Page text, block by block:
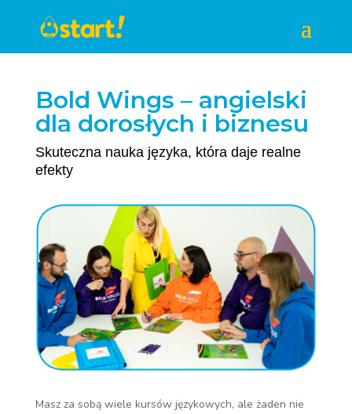
Bold Wings – angielski
dla dorosłych i biznesu
Skuteczna nauka języka, która daje realne
efekty
Masz za sobą wiele kursów językowych, ale żaden nie